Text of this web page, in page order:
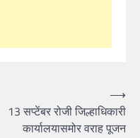
13 सप्टेंबर रोजी जिल्हाधिकारी
कार्यालयासमोर वराह पूजन
⟶